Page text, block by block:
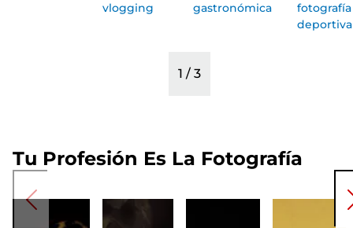
vlogging
gastronómica
fotografía
deportiva
1 / 3
Tu Profesión Es La Fotografía